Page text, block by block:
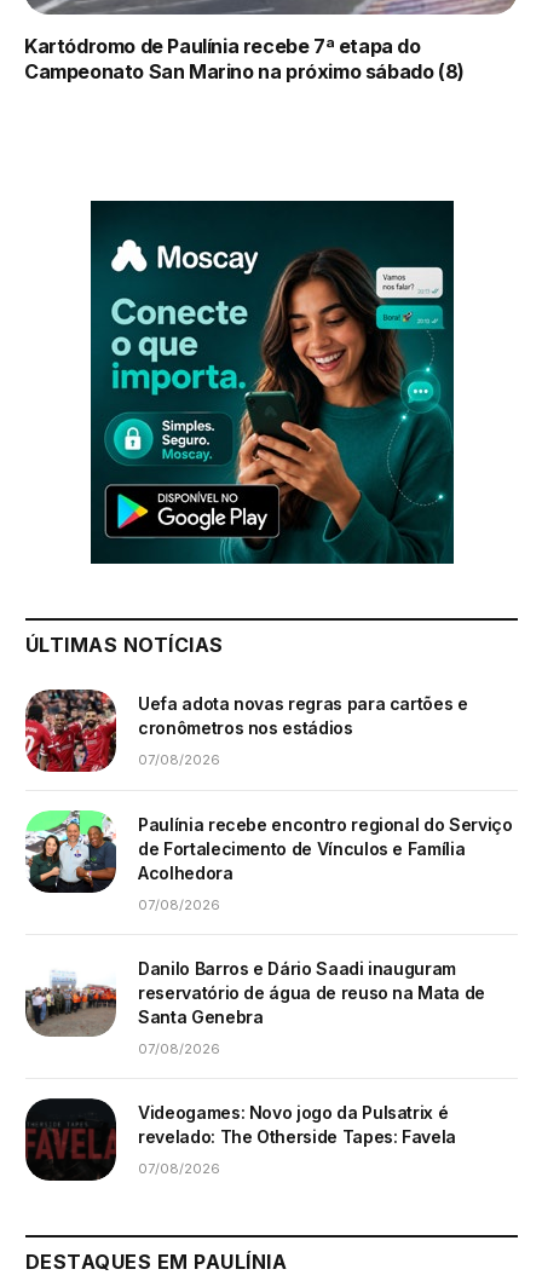
Kartódromo de Paulínia recebe 7ª etapa do
Campeonato San Marino na próximo sábado (8)
ÚLTIMAS NOTÍCIAS
Uefa adota novas regras para cartões e
cronômetros nos estádios
07/08/2026
Paulínia recebe encontro regional do Serviço
de Fortalecimento de Vínculos e Família
Acolhedora
07/08/2026
Danilo Barros e Dário Saadi inauguram
reservatório de água de reuso na Mata de
Santa Genebra
07/08/2026
Videogames: Novo jogo da Pulsatrix é
revelado: The Otherside Tapes: Favela
07/08/2026
DESTAQUES EM PAULÍNIA